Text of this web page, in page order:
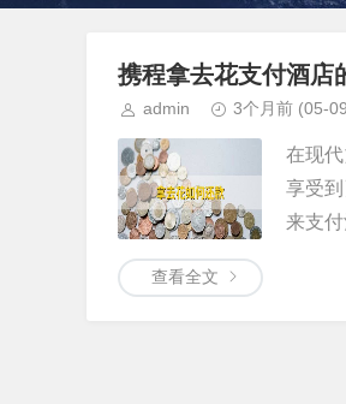
携程拿去花支付酒店
admin 3个月前 (05-
在现
享受
来支
查看全文